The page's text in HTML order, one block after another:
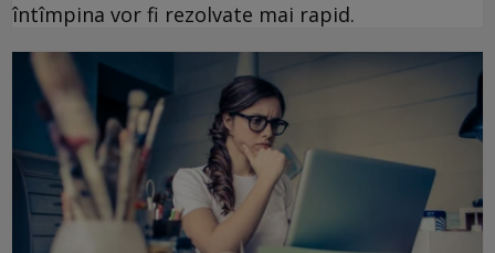
întîmpina vor fi rezolvate mai rapid.